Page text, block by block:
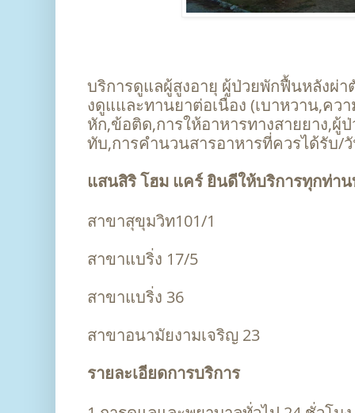
บริการดูแลผู้สูงอายุ ผู้ป่วยพักฟื้นหลังผ่
งดูแและทานยาต่อเนื่อง (เบาหวาน,คว
หัก,ข้อติด,การให้อาหารทางสายยาง,ผู้
ทับ,การคำนวนสารอาหารที่ควรได้รับ/
แสนสิริ โฮม แคร์ ยินดีให้บริการทุกท่าน
สาขาสุขุมวิท101/1
สาขาแบริ่ง 17/5
สาขาแบริ่ง 36
สาขาอนามัยงามเจริญ 23
รายละเอียดการบริการ